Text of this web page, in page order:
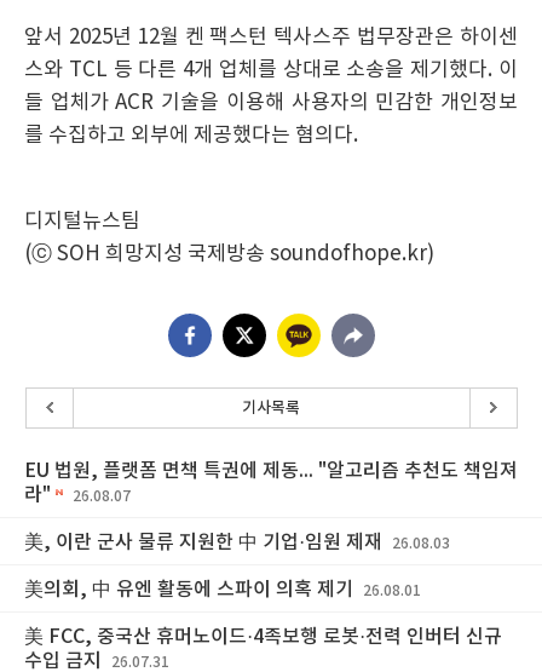
앞서 2025년 12월 켄 팩스턴 텍사스주 법무장관은 하이센
스와 TCL 등 다른 4개 업체를 상대로 소송을 제기했다. 이
들 업체가 ACR 기술을 이용해 사용자의 민감한 개인정보
를 수집하고 외부에 제공했다는 혐의다.
디지털뉴스팀
(ⓒ SOH 희망지성 국제방송 soundofhope.kr)
기사목록
EU 법원, 플랫폼 면책 특권에 제동... "알고리즘 추천도 책임져
라"
26.08.07
美, 이란 군사 물류 지원한 中 기업·임원 제재 26.08.03
美의회, 中 유엔 활동에 스파이 의혹 제기 26.08.01
美 FCC, 중국산 휴머노이드·4족보행 로봇·전력 인버터 신규
수입 금지
26.07.31